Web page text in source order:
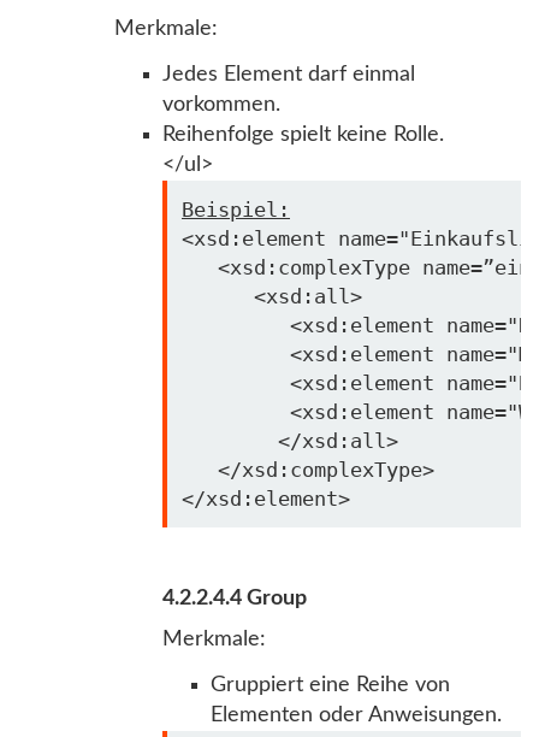
Merkmale:
Jedes Element darf einmal
vorkommen.
Reihenfolge spielt keine Rolle.
</ul>
Beispiel:
<xsd:element name=
<xsd:complexType
      <xsd:all>
         <xsd:element name=
         <xsd:element name=
         <xsd:element name=
         <xsd:element name=
        </xsd:all>
   </xsd:complexType>
4.2.2.4.4 Group
Merkmale:
Gruppiert eine Reihe von
Elementen oder Anweisungen.